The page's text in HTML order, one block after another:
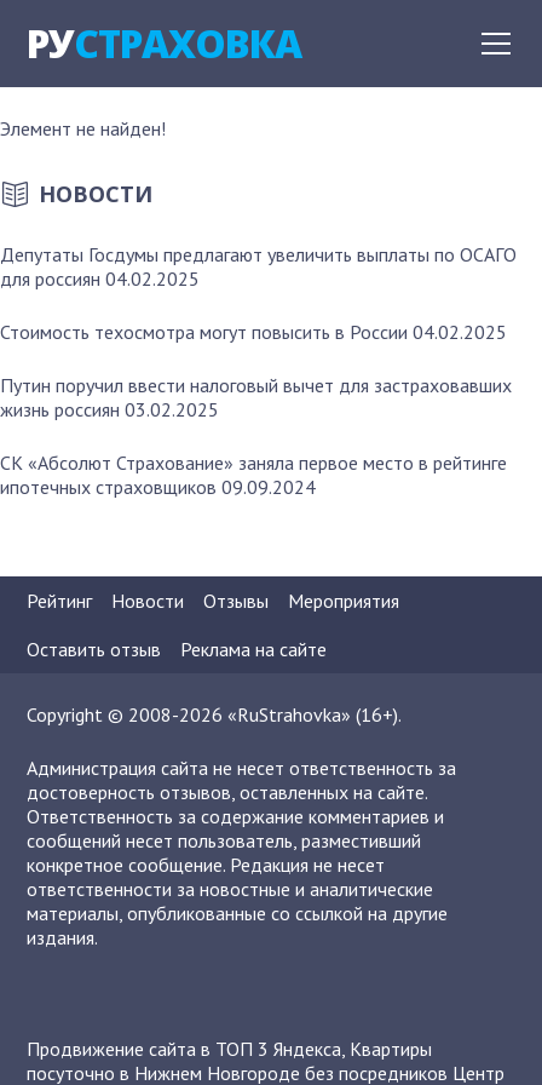
РУСТРАХОВКА
Элемент не найден!
НОВОСТИ
Депутаты Госдумы предлагают увеличить выплаты по ОСАГО
для россиян 04.02.2025
Стоимость техосмотра могут повысить в России 04.02.2025
Путин поручил ввести налоговый вычет для застраховавших
жизнь россиян 03.02.2025
СК «Абсолют Страхование» заняла первое место в рейтинге
ипотечных страховщиков 09.09.2024
Рейтинг Новости Отзывы
Мероприятия
Оставить отзыв
Реклама на сайте
Copyright © 2008-2026 «RuStrahovka» (16+).
Администрация сайта не несет ответственность за
достоверность отзывов, оставленных на сайте.
Ответственность за содержание комментариев и
сообщений несет пользователь, разместивший
конкретное сообщение. Редакция не несет
ответственности за новостные и аналитические
материалы, опубликованные со ссылкой на другие
издания.
Продвижение сайта в ТОП 3 Яндекса, Квартиры
посуточно в Нижнем Новгороде без посредников Центр